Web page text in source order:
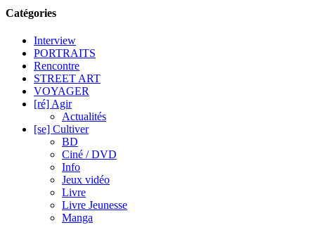
Catégories
Interview
PORTRAITS
Rencontre
STREET ART
VOYAGER
[ré] Agir
Actualités
[se] Cultiver
BD
Ciné / DVD
Info
Jeux vidéo
Livre
Livre Jeunesse
Manga